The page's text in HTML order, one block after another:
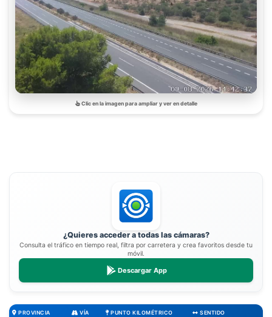
Clic en la imagen para ampliar y ver en detalle
¿Quieres acceder a todas las cámaras?
Consulta el tráfico en tiempo real, filtra por carretera y crea favoritos desde tu
móvil.
Descargar App
PROVINCIA VÍA PUNTO KILOMÉTRICO SENTIDO